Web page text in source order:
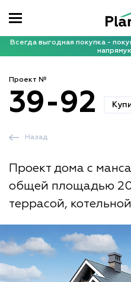
Всегда выгодная покупка -
Проект №
39-92
Проект дома с
общей площадью
террасой,
Назад